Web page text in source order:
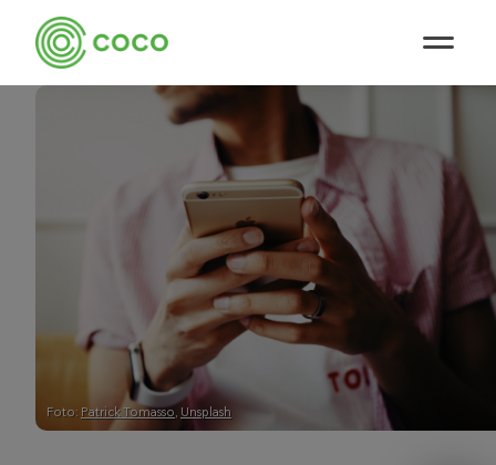
Foto: Patrick Tomasso, Unsplash